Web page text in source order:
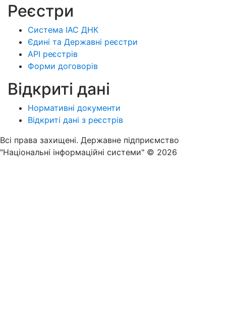
Реєстри
Система ІАС ДНК
Єдині та Державні реєстри
API реєстрів
Форми договорів
Відкриті дані
Нормативні документи
Відкриті дані з реєстрів
Всі права захищені. Державне підприємство
"Національні інформаційні системи" © 2026